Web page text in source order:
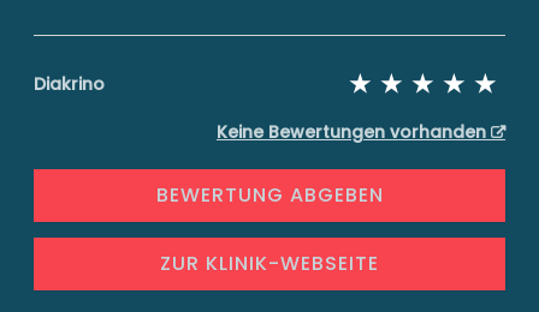
Diakrino
Keine Bewertungen vorhanden
BEWERTUNG ABGEBEN
ZUR KLINIK-WEBSEITE